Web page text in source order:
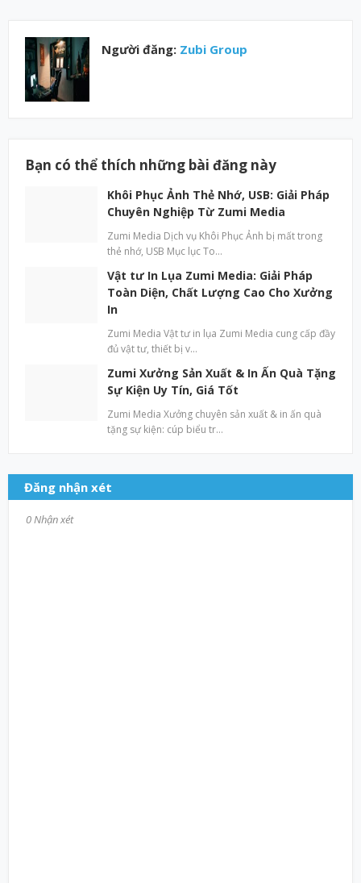
Người đăng: Zubi Group
Bạn có thể thích những bài đăng này
Khôi Phục Ảnh Thẻ Nhớ, USB: Giải Pháp
Chuyên Nghiệp Từ Zumi Media
Zumi Media Dịch vụ Khôi Phục Ảnh bị mất trong
thẻ nhớ, USB Mục lục To…
Vật tư In Lụa Zumi Media: Giải Pháp
Toàn Diện, Chất Lượng Cao Cho Xưởng
In
Zumi Media Vật tư in lụa Zumi Media cung cấp đầy
đủ vật tư, thiết bị v…
Zumi Xưởng Sản Xuất & In Ấn Quà Tặng
Sự Kiện Uy Tín, Giá Tốt
Zumi Media Xưởng chuyên sản xuất & in ấn quà
tặng sự kiện: cúp biểu tr…
Đăng nhận xét
0 Nhận xét